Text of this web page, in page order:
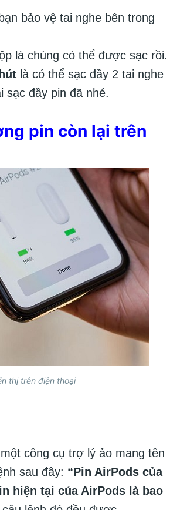
bảo vệ tai nghe bên trong
là chúng có thể được sạc rồi.
là có thể sạc đầy 2 tai nghe
sạc đầy pin đã nhé.
pin còn lại trên
thị trên điện thoại
công cụ trợ lý ảo mang tên
sau đây: “Pin AirPods của
hiện tại của AirPods là bao